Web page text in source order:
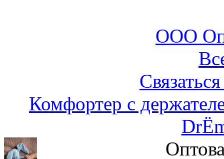
ООО
Комфортер с